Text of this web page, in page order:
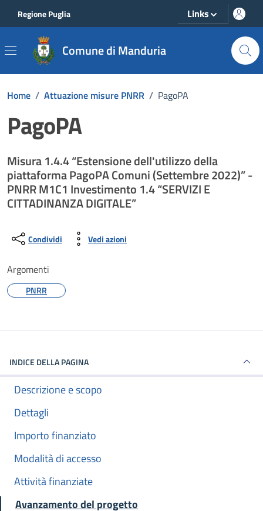
Regione Puglia Links
Comune di Manduria
Home / Attuazione misure PNRR / PagoPA
PagoPA
Misura 1.4.4 “Estensione dell'utilizzo della
piattaforma PagoPA Comuni (Settembre 2022)” -
PNRR M1C1 Investimento 1.4 “SERVIZI E
CITTADINANZA DIGITALE”
Condividi Vedi azioni
Argomenti
PNRR
INDICE DELLA PAGINA
Descrizione e scopo
Dettagli
Importo finanziato
Modalità di accesso
Attività finanziate
Avanzamento del progetto